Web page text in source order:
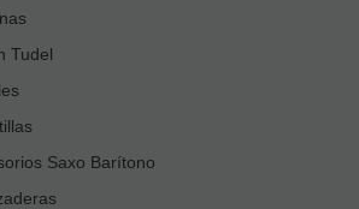
Tudel
Saxo Barítono